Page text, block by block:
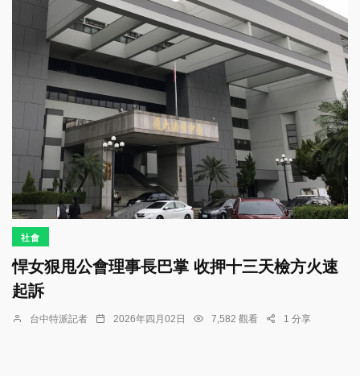
社會
悍女狠甩公會理事長巴掌 收押十三天檢方火速
起訴
台中特派記者 2026年四月02日 7,582 觀看 1 分享